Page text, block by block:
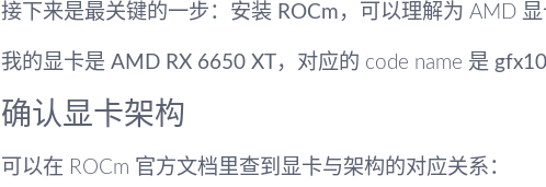
接下来是最关键的一步： 安装 ROCm ，可以理解为 AMD 显
我的显卡是 AMD RX 6650 XT，对应的 code name 是
确认显卡架构
可以在 ROCm 官方文档里查到显卡与架构的对应关系：